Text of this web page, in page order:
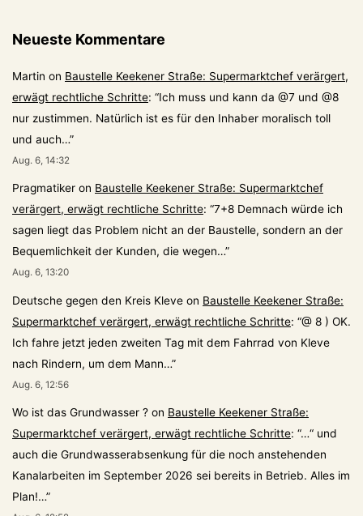
Neueste Kommentare
Martin on Baustelle Keekener Straße: Supermarktchef verärgert,
erwägt rechtliche Schritte: “Ich muss und kann da @7 und @8
nur zustimmen. Natürlich ist es für den Inhaber moralisch toll
und auch…”
Aug. 6, 14:32
Pragmatiker on Baustelle Keekener Straße: Supermarktchef
verärgert, erwägt rechtliche Schritte: “7+8 Demnach würde ich
sagen liegt das Problem nicht an der Baustelle, sondern an der
Bequemlichkeit der Kunden, die wegen…”
Aug. 6, 13:20
Deutsche gegen den Kreis Kleve on Baustelle Keekener Straße:
Supermarktchef verärgert, erwägt rechtliche Schritte: “@ 8 ) OK.
Ich fahre jetzt jeden zweiten Tag mit dem Fahrrad von Kleve
nach Rindern, um dem Mann…”
Aug. 6, 12:56
Wo ist das Grundwasser ? on Baustelle Keekener Straße:
Supermarktchef verärgert, erwägt rechtliche Schritte: “…“ und
auch die Grundwasserabsenkung für die noch anstehenden
Kanalarbeiten im September 2026 sei bereits in Betrieb. Alles im
Plan!…”